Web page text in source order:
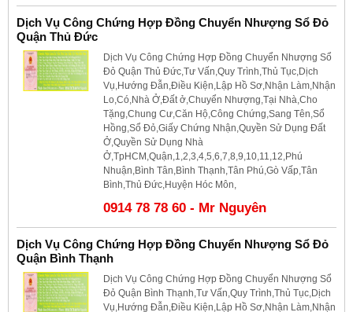
Dịch Vụ Công Chứng Hợp Đồng Chuyển Nhượng Sổ Đỏ
Quận Thủ Đức
Dịch Vụ Công Chứng Hợp Đồng Chuyển Nhượng Sổ
Đỏ Quận Thủ Đức,Tư Vấn,Quy Trình,Thủ Tục,Dịch
Vụ,Hướng Đẫn,Điều Kiện,Lập Hồ Sơ,Nhận Làm,Nhận
Lo,Có,Nhà Ở,Đất ở,Chuyển Nhượng,Tại Nhà,Cho
Tặng,Chung Cư,Căn Hộ,Công Chứng,Sang Tên,Sổ
Hồng,Sổ Đỏ,Giấy Chứng Nhận,Quyền Sử Dụng Đất
Ở,Quyền Sử Dụng Nhà
Ở,TpHCM,Quận,1,2,3,4,5,6,7,8,9,10,11,12,Phú
Nhuận,Bình Tân,Bình Thạnh,Tân Phú,Gò Vấp,Tân
Bình,Thủ Đức,Huyện Hóc Môn,
0914 78 78 60 - Mr Nguyên
Dịch Vụ Công Chứng Hợp Đồng Chuyển Nhượng Sổ Đỏ
Quận Bình Thạnh
Dịch Vụ Công Chứng Hợp Đồng Chuyển Nhượng Sổ
Đỏ Quận Bình Thạnh,Tư Vấn,Quy Trình,Thủ Tục,Dịch
Vụ,Hướng Đẫn,Điều Kiện,Lập Hồ Sơ,Nhận Làm,Nhận